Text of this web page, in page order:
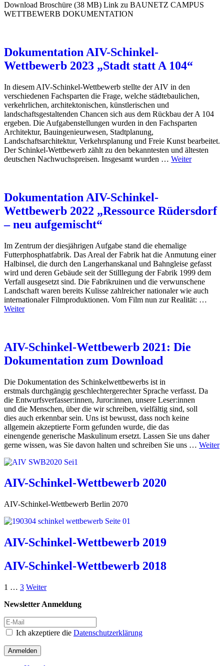
Download Broschüre (38 MB) Link zu BAUNETZ CAMPUS
WETTBEWERB DOKUMENTATION
Dokumentation AIV-Schinkel-
Wettbewerb 2023 „Stadt statt A 104“
In diesem AIV-Schinkel-Wettbewerb stellte der AIV in den
verschiedenen Fachsparten die Frage, welche städtebaulichen,
verkehrlichen, architektonischen, künstlerischen und
landschaftsgestaltenden Chancen sich aus dem Rückbau der A 104
ergeben. Die Aufgabenstellungen wurden in den Fachsparten
Architektur, Bauingenieurwesen, Stadtplanung,
Landschaftsarchitektur, Verkehrsplanung und Freie Kunst bearbeitet.
Der Schinkel-Wettbewerb zählt zu den bekanntesten und ältesten
deutschen Nachwuchspreisen. Insgesamt wurden … Weiter
Dokumentation AIV-Schinkel-
Wettbewerb 2022 „Ressource Rüdersdorf
– neu aufgemischt“
Im Zentrum der diesjährigen Aufgabe stand die ehemalige
Futterphosphatfabrik. Das Areal der Fabrik hat die Anmutung einer
Halbinsel, die durch den Langerhanskanal und Bahngleise gefasst
wird und deren Gebäude seit der Stilllegung der Fabrik 1999 dem
Verfall ausgesetzt sind. Die Fabrikruinen und die verwunschene
Landschaft waren bereits Kulisse zahlreicher nationaler wie auch
internationaler Filmproduktionen. Vom Film nun zur Realität: …
Weiter
AIV-Schinkel-Wettbewerb 2021: Die
Dokumentation zum Download
Die Dokumentation des Schinkelwettbewerbs ist in
erstmals durchgängig geschlechtergerechter Sprache verfasst. Da
die Entwurfsverfasser:innen, Juror:innen, unsere Leser:innen
und die Menschen, über die wir schreiben, vielfältig sind, soll
dies auch erkennbar sein. Uns ist bewusst, dass noch keine
allgemein akzeptierte Form gefunden wurde, die das
einengende generische Maskulinum ersetzt. Lassen Sie uns daher
gerne wissen, was Sie davon halten und schreiben Sie uns … Weiter
AIV-Schinkel-Wettbewerb 2020
AIV-Schinkel-Wettbewerb Berlin 2070
AIV-Schinkel-Wettbewerb 2019
AIV-Schinkel-Wettbewerb 2018
1 … 3 Weiter
Newsletter Anmeldung
Ich akzeptiere die Datenschutzerklärung
Anmelden